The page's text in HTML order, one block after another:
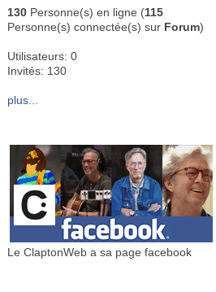
130 Personne(s) en ligne (115
Personne(s) connectée(s) sur Forum)
Utilisateurs: 0
Invités: 130
plus...
Le ClaptonWeb a sa page facebook